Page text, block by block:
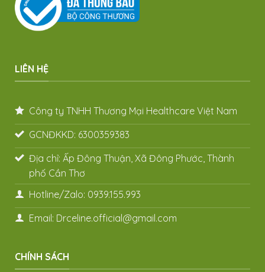
LIÊN HỆ
Công ty TNHH Thương Mại Healthcare Việt Nam
GCNĐKKD: 6300359383
Địa chỉ: Ấp Đông Thuận, Xã Đông Phước, Thành
phố Cần Thơ
Hotline/Zalo: 0939.155.993
Email: Drceline.official@gmail.com
CHÍNH SÁCH